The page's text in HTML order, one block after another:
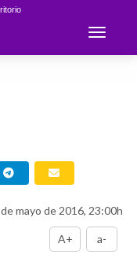
Toggle
mayo de 2016, 23:00h
A+ a-